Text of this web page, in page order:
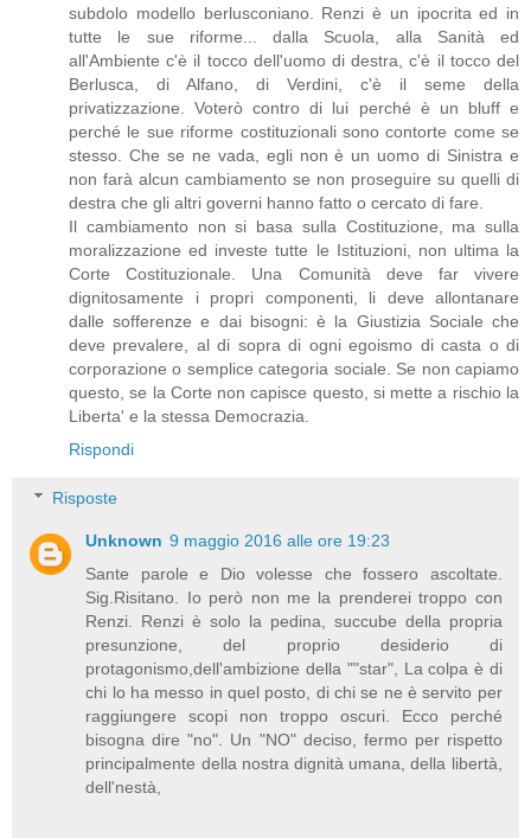
subdolo modello berlusconiano. Renzi è un ipocrita ed in
tutte le sue riforme... dalla Scuola, alla Sanità ed
all'Ambiente c'è il tocco dell'uomo di destra, c'è il tocco del
Berlusca, di Alfano, di Verdini, c'è il seme della
privatizzazione. Voterò contro di lui perché è un bluff e
perché le sue riforme costituzionali sono contorte come se
stesso. Che se ne vada, egli non è un uomo di Sinistra e
non farà alcun cambiamento se non proseguire su quelli di
destra che gli altri governi hanno fatto o cercato di fare.
Il cambiamento non si basa sulla Costituzione, ma sulla
moralizzazione ed investe tutte le Istituzioni, non ultima la
Corte Costituzionale. Una Comunità deve far vivere
dignitosamente i propri componenti, li deve allontanare
dalle sofferenze e dai bisogni: è la Giustizia Sociale che
deve prevalere, al di sopra di ogni egoismo di casta o di
corporazione o semplice categoria sociale. Se non capiamo
questo, se la Corte non capisce questo, si mette a rischio la
Liberta' e la stessa Democrazia.
Rispondi
Risposte
Unknown 9 maggio 2016 alle ore 19:23
Sante parole e Dio volesse che fossero ascoltate.
Sig.Risitano. Io però non me la prenderei troppo con
Renzi. Renzi è solo la pedina, succube della propria
presunzione, del proprio desiderio di
protagonismo,dell'ambizione della ""star", La colpa è di
chi lo ha messo in quel posto, di chi se ne è servito per
raggiungere scopi non troppo oscuri. Ecco perché
bisogna dire "no". Un "NO" deciso, fermo per rispetto
principalmente della nostra dignità umana, della libertà,
dell'nestà,